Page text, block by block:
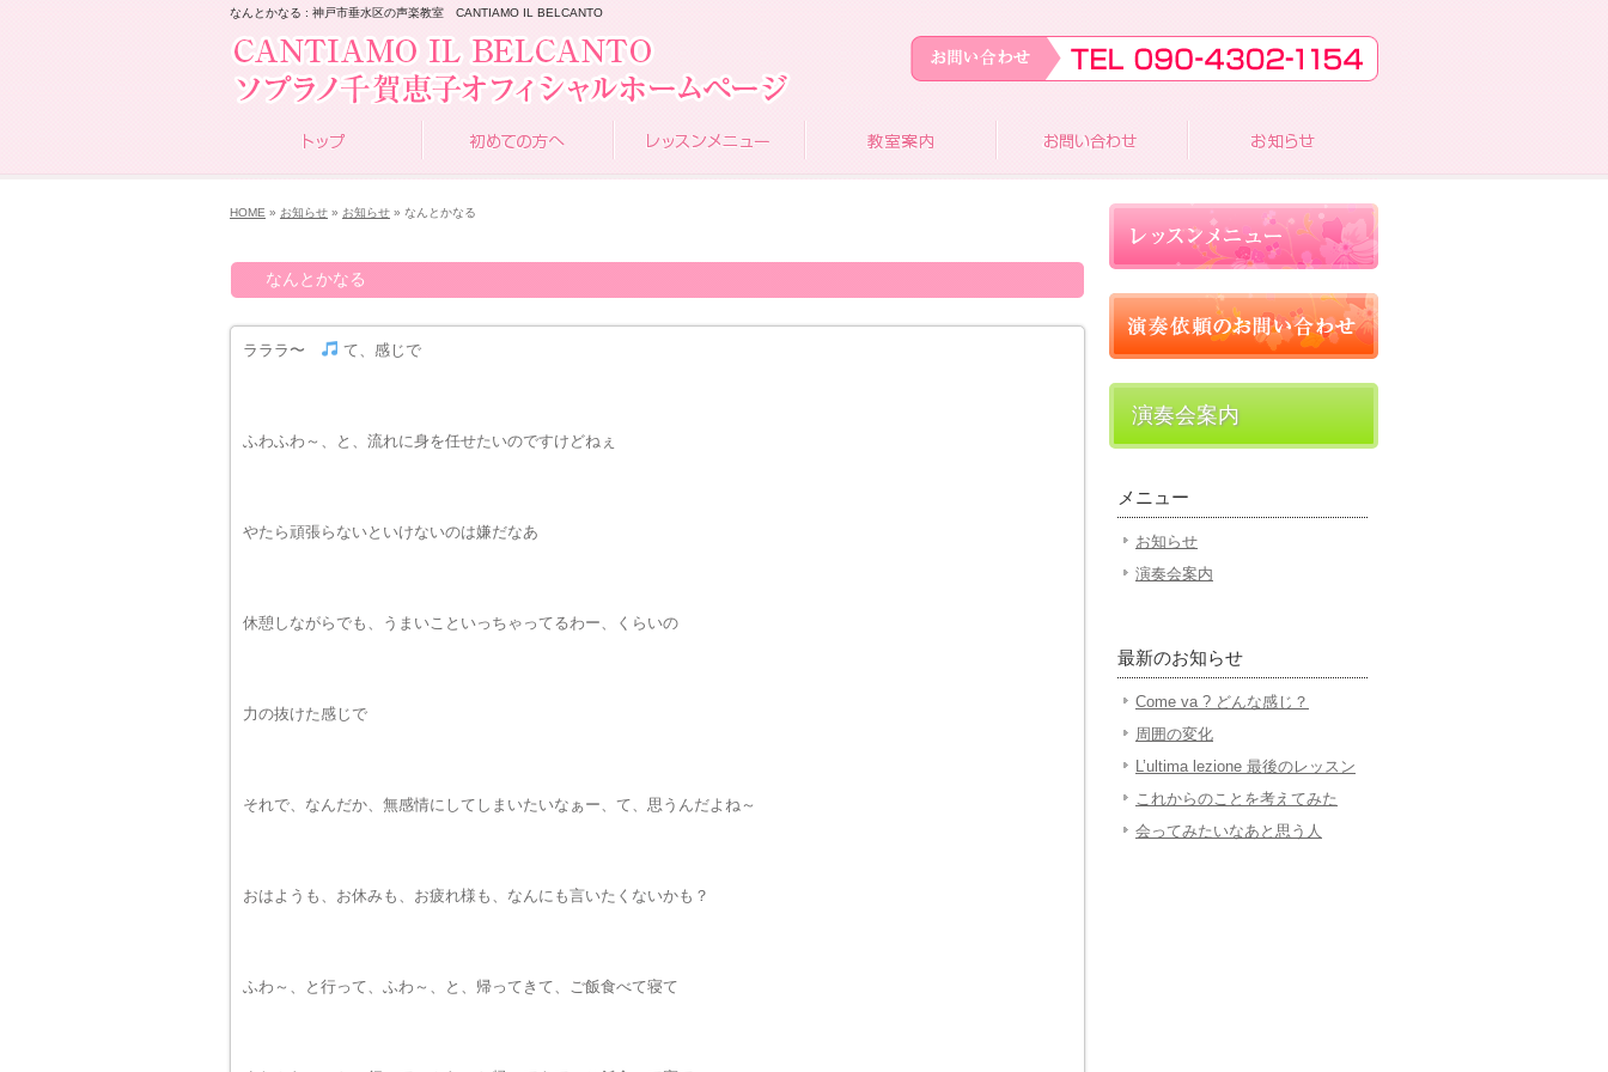
なんとかなる : 神戸市垂水区の声楽教室 CANTIAMO IL BELCANTO
HOME » お知らせ » お知らせ » なんとかなる
なんとかなる
ラララ〜 て、感じで
ふわふわ～、と、流れに身を任せたいのですけどねぇ
やたら頑張らないといけないのは嫌だなあ
休憩しながらでも、うまいこといっちゃってるわー、くらいの
力の抜けた感じで
それで、なんだか、無感情にしてしまいたいなぁー、て、思うんだよね～
おはようも、お休みも、お疲れ様も、なんにも言いたくないかも？
ふわ～、と行って、ふわ～、と、帰ってきて、ご飯食べて寝て
演奏会案内
メニュー
お知らせ
演奏会案内
最新のお知らせ
Come va ? どんな感じ？
周囲の変化
L’ultima lezione 最後のレッスン
これからのことを考えてみた
会ってみたいなあと思う人